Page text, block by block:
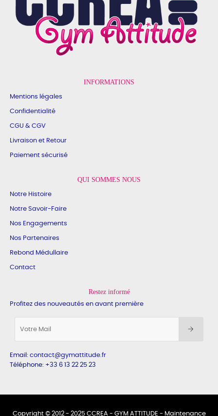
INFORMATIONS
Mentions légales
Confidentialité
CGU & CGV
Livraison et Retour
Paiement sécurisé
QUI SOMMES NOUS
Notre Histoire
Notre Savoir-Faire
Nos Engagements
Nos Partenaires
Rebond Médullaire
Contact
Restez informé
Profitez des nouveautés en avant première
Email : contact@gymattitude.fr
Téléphone: +33 6 13 22 25 23
Copyright © 2012 - 2025 CCREA - GYM ATTITUDE - Maintenance